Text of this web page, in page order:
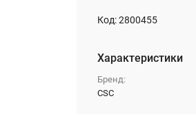
Код:2800455
Характеристики
Бренд:
CSC